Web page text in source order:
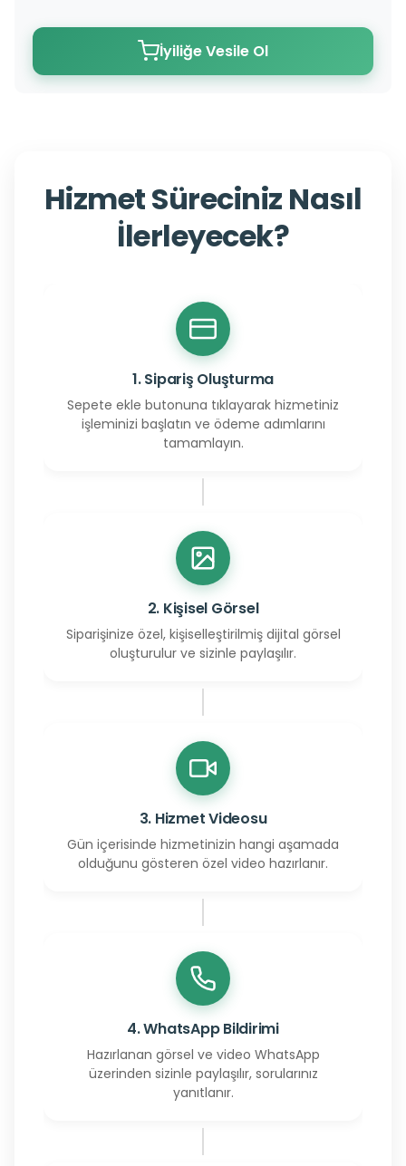
İyiliğe Vesile Ol
Hizmet Süreciniz Nasıl
İlerleyecek?
1. Sipariş Oluşturma
Sepete ekle butonuna tıklayarak hizmetiniz
işleminizi başlatın ve ödeme adımlarını
tamamlayın.
2. Kişisel Görsel
Siparişinize özel, kişiselleştirilmiş dijital görsel
oluşturulur ve sizinle paylaşılır.
3. Hizmet Videosu
Gün içerisinde hizmetinizin hangi aşamada
olduğunu gösteren özel video hazırlanır.
4. WhatsApp Bildirimi
Hazırlanan görsel ve video WhatsApp
üzerinden sizinle paylaşılır, sorularınız
yanıtlanır.